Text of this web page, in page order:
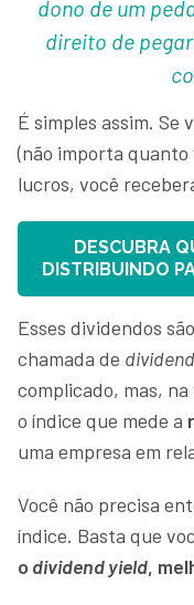
dono de um
direito de
É simples assim. Se
(não importa
lucros, você
DESCUBRA
DISTRIBUINDO
Esses dividendos
chamada de
complicado, mas,
o índice que mede a
uma empresa em
Você não precisa
índice. Basta que
o dividend yield,